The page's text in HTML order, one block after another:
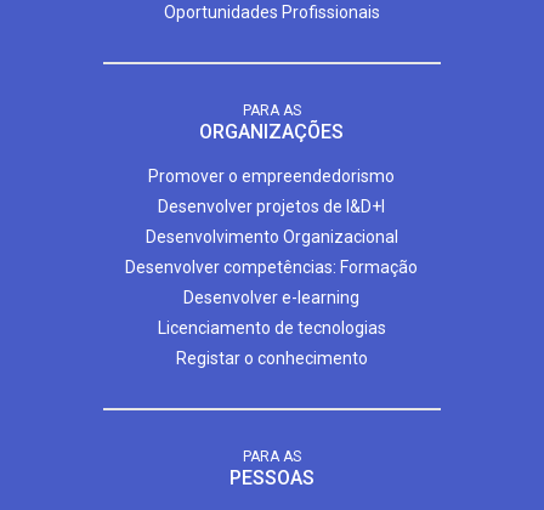
Oportunidades Profissionais
PARA AS
ORGANIZAÇÕES
Promover o empreendedorismo
Desenvolver projetos de I&D+I
Desenvolvimento Organizacional
Desenvolver competências: Formação
Desenvolver e-learning
Licenciamento de tecnologias
Registar o conhecimento
PARA AS
PESSOAS